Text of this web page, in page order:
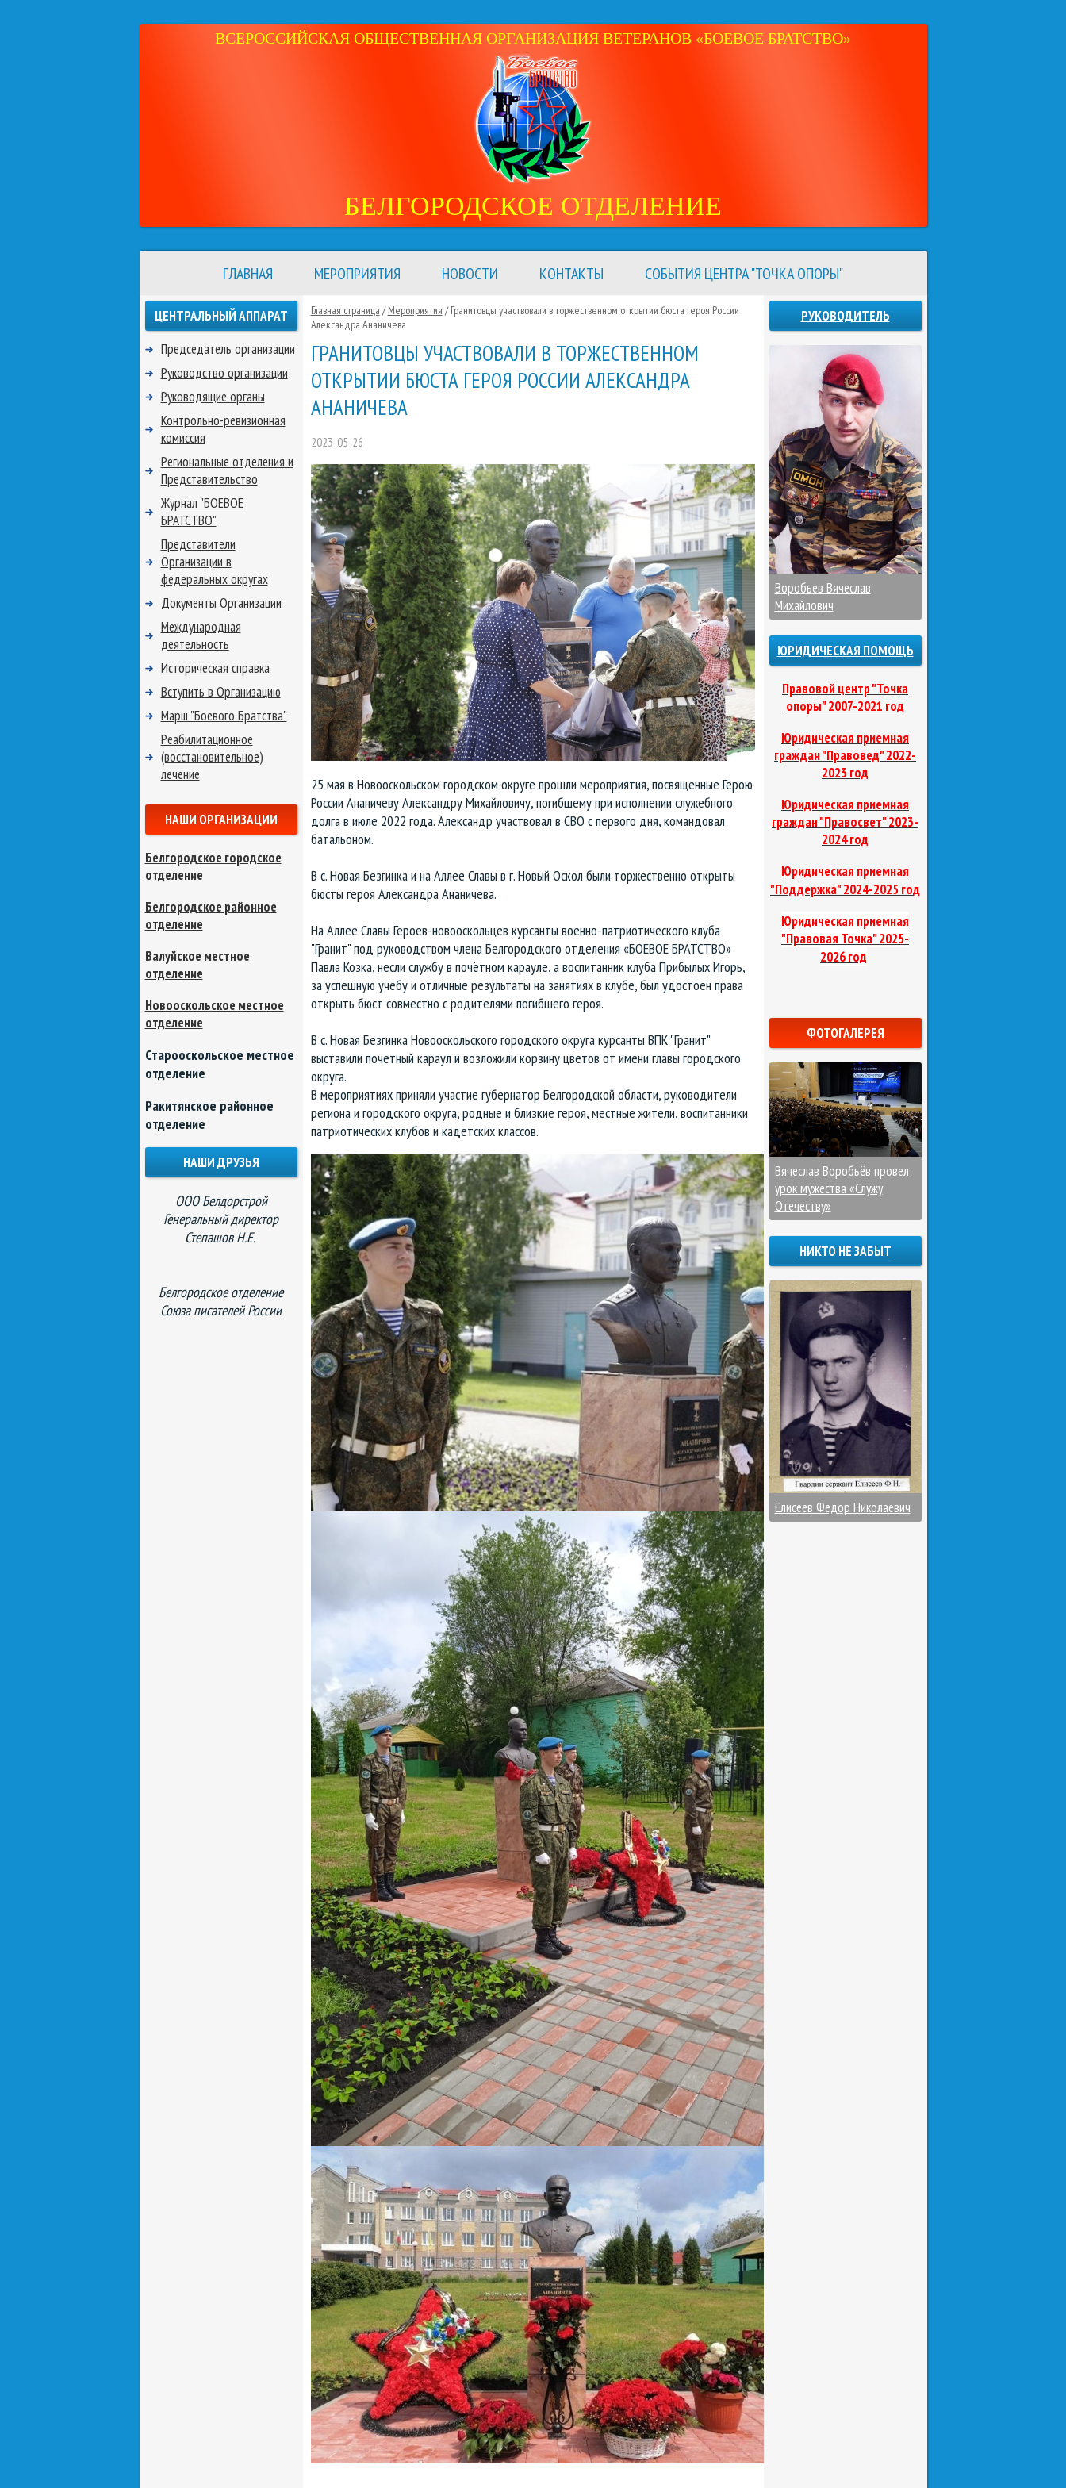
ВСЕРОССИЙСКАЯ ОБЩЕСТВЕННАЯ ОРГАНИЗАЦИЯ ВЕТЕРАНОВ «БОЕВОЕ БРАТСТВО»
БЕЛГОРОДСКОЕ ОТДЕЛЕНИЕ
ГЛАВНАЯ МЕРОПРИЯТИЯ НОВОСТИ КОНТАКТЫ СОБЫТИЯ ЦЕНТРА "ТОЧКА ОПОРЫ"
Главная страница /Мероприятия /Гранитовцы участвовали в торжественном открытии бюста героя России
Александра Ананичева
ГРАНИТОВЦЫ УЧАСТВОВАЛИ В ТОРЖЕСТВЕННОМ
ОТКРЫТИИ БЮСТА ГЕРОЯ РОССИИ АЛЕКСАНДРА
АНАНИЧЕВА
2023-05-26
25 мая в Новооскольском городском округе прошли мероприятия, посвященные Герою
России Ананичеву Александру Михайловичу, погибшему при исполнении служебного
долга в июле 2022 года. Александр участвовал в СВО с первого дня, командовал
батальоном.
В с. Новая Безгинка и на Аллее Славы в г. Новый Оскол были торжественно открыты
бюсты героя Александра Ананичева.
На Аллее Славы Героев-новооскольцев курсанты военно-патриотического клуба
"Гранит" под руководством члена Белгородского отделения «БОЕВОЕ БРАТСТВО»
Павла Козка, несли службу в почётном карауле, а воспитанник клуба Прибылых Игорь,
за успешную учёбу и отличные результаты на занятиях в клубе, был удостоен права
открыть бюст совместно с родителями погибшего героя.
В с. Новая Безгинка Новооскольского городского округа курсанты ВПК "Гранит"
выставили почётный караул и возложили корзину цветов от имени главы городского
округа.
В мероприятиях приняли участие губернатор Белгородской области, руководители
региона и городского округа, родные и близкие героя, местные жители, воспитанники
патриотических клубов и кадетских классов.
ЦЕНТРАЛЬНЫЙ АППАРАТ
Председатель организации
Руководство организации
Руководящие органы
Контрольно-ревизионная
комиссия
Региональные отделения и
Представительство
Журнал "БОЕВОЕ
БРАТСТВО"
Представители
Организации в
федеральных округах
Документы Организации
Международная
деятельность
Историческая справка
Вступить в Организацию
Марш "Боевого Братства"
Реабилитационное
(восстановительное)
лечение
НАШИ ОРГАНИЗАЦИИ
Белгородское городское
отделение
Белгородское районное
отделение
Валуйское местное
отделение
Новооскольское местное
отделение
Старооскольское местное
отделение
Ракитянское районное
отделение
НАШИ ДРУЗЬЯ
ООО Белдорстрой
Генеральный директор
Степашов Н.Е.
Белгородское отделение
Союза писателей России
РУКОВОДИТЕЛЬ
Воробьев Вячеслав
Михайлович
ЮРИДИЧЕСКАЯ ПОМОЩЬ
Правовой центр "Точка
опоры" 2007-2021 год
Юридическая приемная
граждан "Правовед"2022-
2023 год
Юридическая приемная
граждан "Правосвет"2023-
2024 год
Юридическая приемная
"Поддержка"2024-2025 год
Юридическая приемная
"Правовая Точка"2025-
2026 год
ФОТОГАЛЕРЕЯ
Вячеслав Воробьёв провел
урок мужества «Служу
Отечеству»
НИКТО НЕ ЗАБЫТ
Елисеев Федор Николаевич